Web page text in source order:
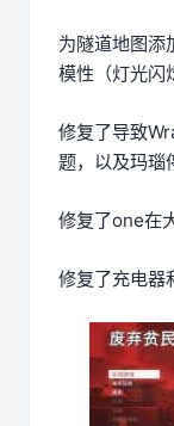
为隧道地图添
模性（灯光闪
修复了导致
题，以及玛瑙
修复了one在
修复了充电器